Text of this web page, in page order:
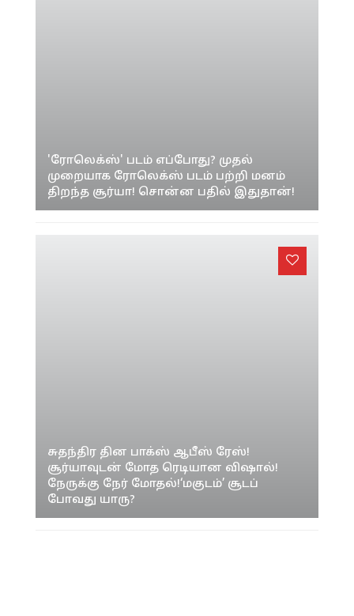
'ரோலெக்ஸ்' படம் எப்போது? முதல்
முறையாக ரோலெக்ஸ் படம் பற்றி மனம்
திறந்த சூர்யா! சொன்ன பதில் இதுதான்!
சுதந்திர தின பாக்ஸ் ஆபீஸ் ரேஸ்!
சூர்யாவுடன் மோத ரெடியான விஷால்!
நேருக்கு நேர் மோதல்!‘மகுடம்’ சூடப்
போவது யாரு?